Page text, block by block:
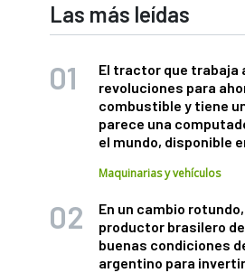
Las más leídas
El tractor que trabaja
revoluciones para
combustible y tiene
parece una
el mundo, disponible
Maquinarias y vehículos
En un cambio
productor brasilero
buenas condiciones
argentino para